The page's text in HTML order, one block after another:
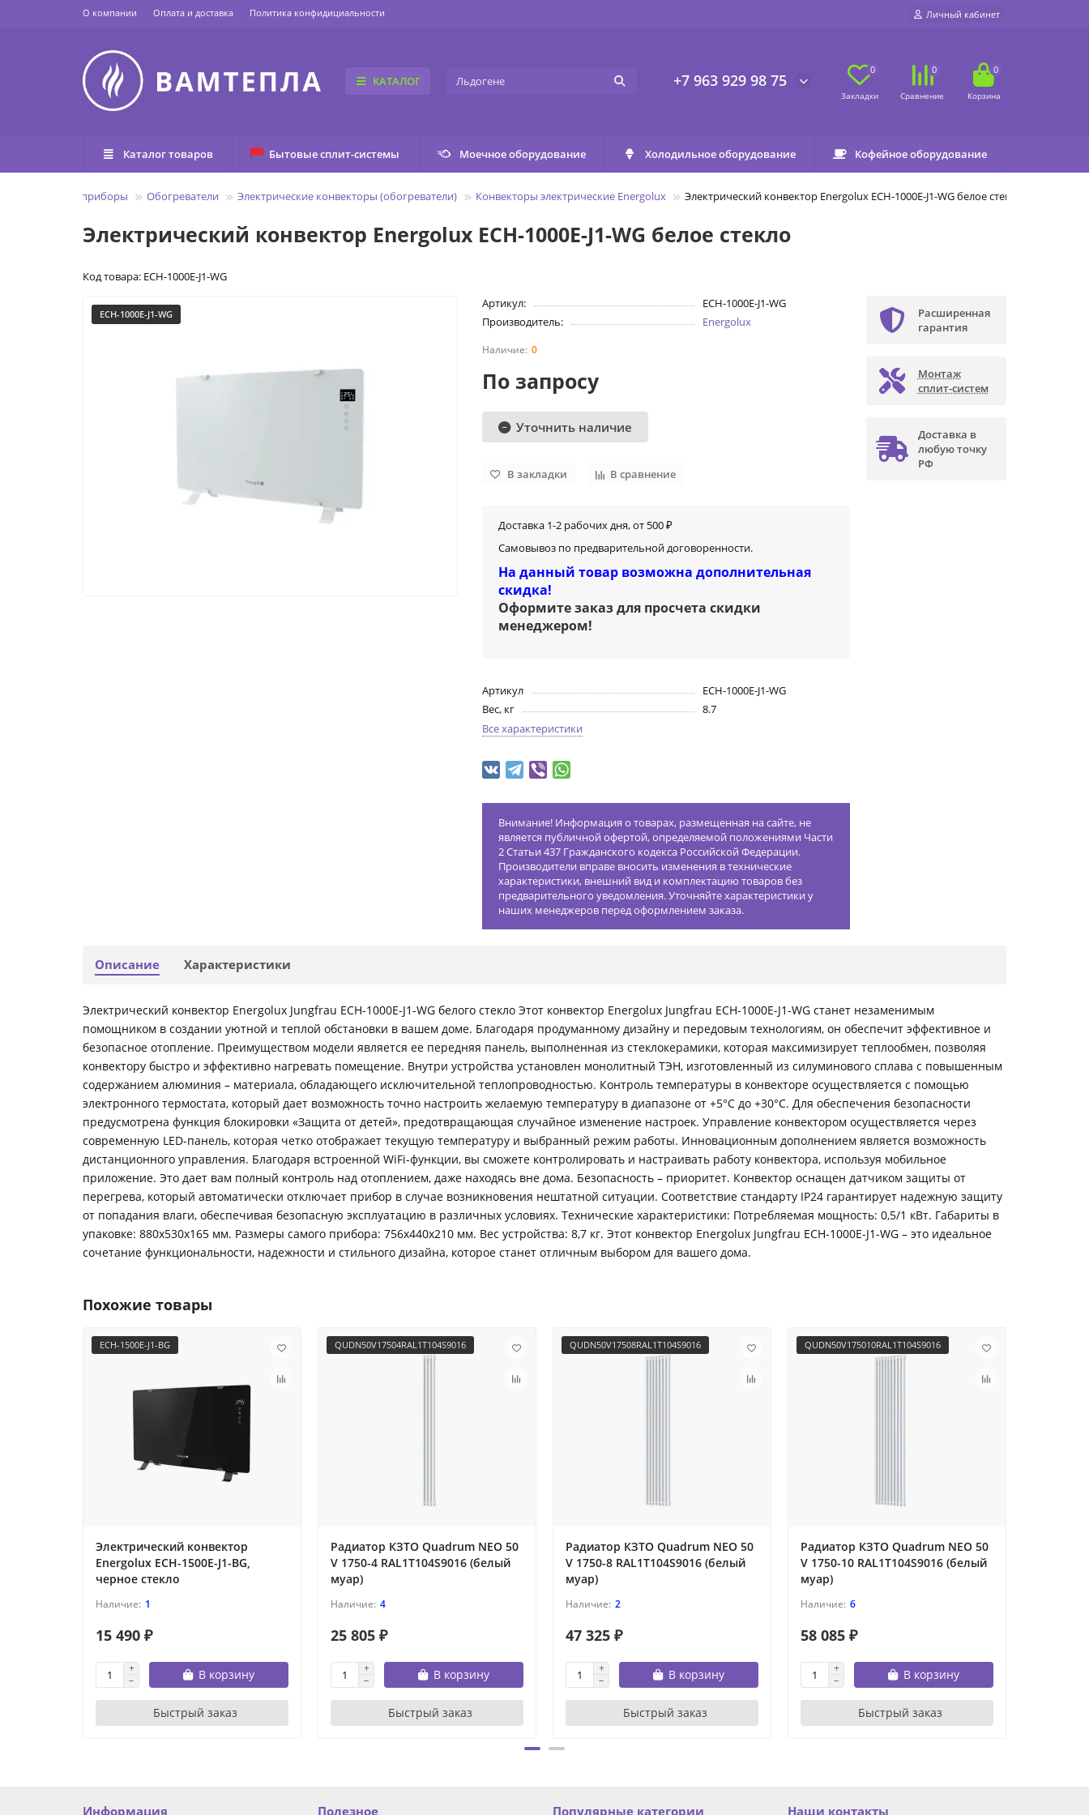
О компании Оплата и доставка Политика конфидициальности Личный кабинет
КАТАЛОГ +7 963 929 98 75
0 0 0
Каталог товаров Бытовые сплит-системы Моечное оборудование Холодильное оборудование Кофейное оборудование
Отопительные приборы Обогреватели Электрические конвекторы (обогреватели) Конвекторы электрические Energolux Электрический конвектор Energolux ECH-1000E-J1-WG белое стекло
Электрический конвектор Energolux ECH-1000E-J1-WG белое стекло
Код товара: ECH-1000E-J1-WG
ECH-1000E-J1-WG
Артикул:
ECH-1000E-J1-WG
Производитель:
Energolux
0
По запросу
Уточнить наличие
В закладки В сравнение
Доставка 1-2 рабочих дня, от 500 ₽
Самовывоз по предварительной договоренности.
На данный товар возможна дополнительная
скидка!
Оформите заказ для просчета скидки
менеджером!
Артикул
ECH-1000E-J1-WG
Вес, кг
8.7
Все характеристики
Внимание! Информация о товарах, размещенная на сайте, не
является публичной офертой, определяемой положениями Части
2 Статьи 437 Гражданского кодекса Российской Федерации.
Производители вправе вносить изменения в технические
характеристики, внешний вид и комплектацию товаров без
предварительного уведомления. Уточняйте характеристики у
наших менеджеров перед оформлением заказа.
Расширенная
гарантия
Монтаж
сплит-систем
Доставка в
любую точку
РФ
Описание Характеристики
Электрический конвектор Energolux Jungfrau ECH-1000E-J1-WG белого стекло Этот конвектор Energolux Jungfrau ECH-1000E-J1-WG станет незаменимым
помощником в создании уютной и теплой обстановки в вашем доме. Благодаря продуманному дизайну и передовым технологиям, он обеспечит эффективное и
безопасное отопление. Преимуществом модели является ее передняя панель, выполненная из стеклокерамики, которая максимизирует теплообмен, позволяя
конвектору быстро и эффективно нагревать помещение. Внутри устройства установлен монолитный ТЭН, изготовленный из силуминового сплава с повышенным
содержанием алюминия – материала, обладающего исключительной теплопроводностью. Контроль температуры в конвекторе осуществляется с помощью
электронного термостата, который дает возможность точно настроить желаемую температуру в диапазоне от +5°C до +30°C. Для обеспечения безопасности
предусмотрена функция блокировки «Защита от детей», предотвращающая случайное изменение настроек. Управление конвектором осуществляется через
современную LED-панель, которая четко отображает текущую температуру и выбранный режим работы. Инновационным дополнением является возможность
дистанционного управления. Благодаря встроенной WiFi-функции, вы сможете контролировать и настраивать работу конвектора, используя мобильное
приложение. Это дает вам полный контроль над отоплением, даже находясь вне дома. Безопасность – приоритет. Конвектор оснащен датчиком защиты от
перегрева, который автоматически отключает прибор в случае возникновения нештатной ситуации. Соответствие стандарту IP24 гарантирует надежную защиту
от попадания влаги, обеспечивая безопасную эксплуатацию в различных условиях. Технические характеристики: Потребляемая мощность: 0,5/1 кВт. Габариты в
упаковке: 880х530х165 мм. Размеры самого прибора: 756х440х210 мм. Вес устройства: 8,7 кг. Этот конвектор Energolux Jungfrau ECH-1000E-J1-WG – это идеальное
сочетание функциональности, надежности и стильного дизайна, которое станет отличным выбором для вашего дома.
Похожие товары
ECH-1500E-J1-BG
Электрический конвектор
Energolux ECH-1500E-J1-BG,
черное стекло
1
15 490 ₽
В корзину
Быстрый заказ
QUDN50V17504RAL1T104S9016
Радиатор КЗТО Quadrum NEO 50
V 1750-4 RAL1T104S9016 (белый
муар)
4
25 805 ₽
В корзину
Быстрый заказ
QUDN50V17508RAL1T104S9016
Радиатор КЗТО Quadrum NEO 50
V 1750-8 RAL1T104S9016 (белый
муар)
2
47 325 ₽
В корзину
Быстрый заказ
QUDN50V175010RAL1T104S9016
Радиатор КЗТО Quadrum NEO 50
V 1750-10 RAL1T104S9016 (белый
муар)
6
58 085 ₽
В корзину
Быстрый заказ
Информация Полезное Популярные категории Наши контакты